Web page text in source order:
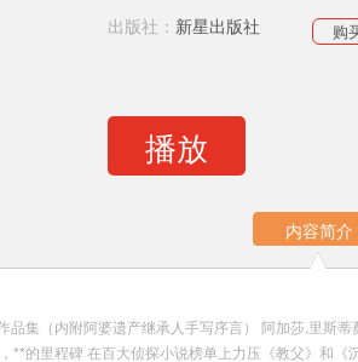
出版社： 新星出版社 购
播放
内容简介
品集（内附阿婆遗产继承人手写序言） 阿加莎.里斯
**的里程碑 在百大侦探小说榜单上力压《教父》和